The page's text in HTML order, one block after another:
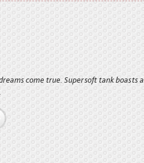
come true. Supersoft tank boasts a